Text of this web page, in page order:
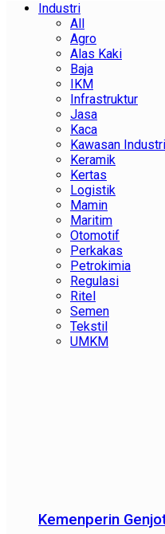
Industri
All
Agro
Alas Kaki
Baja
IKM
Infrastruktur
Jasa
Kaca
Kawasan Industri
Keramik
Kertas
Logistik
Mamin
Maritim
Otomotif
Perkakas
Petrokimia
Regulasi
Ritel
Semen
Tekstil
UMKM
Kemenperin